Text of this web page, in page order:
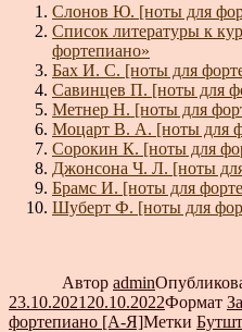
Слонов Ю. [ноты для
Список литературы к
фортепиано»
Бах И. С. [ноты для
Савинцев П. [ноты для
Метнер Н. [ноты для
Моцарт В. А. [ноты для
Сорокин К. [ноты для
Джонсона Ч. Л. [ноты
Брамс И. [ноты для
Шуберт Ф. [ноты для
Автор admin
23.10.2021 20.10.2022Формат
фортепиано [А-Я]Метки